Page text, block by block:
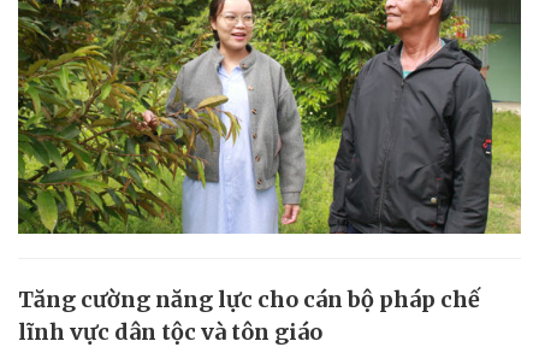
Tăng cường năng lực cho cán bộ pháp chế
lĩnh vực dân tộc và tôn giáo